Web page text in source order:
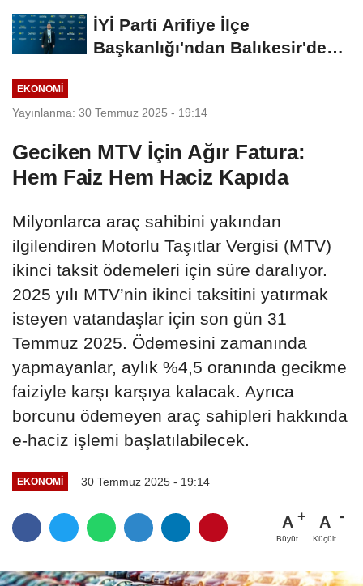
Altyapısı Çöktü,...
İYİ Parti Arifiye İlçe
Başkanlığı'ndan Balıkesir'deki
EKONOMI
Yayınlanma: 30 Temmuz 2025 - 19:14
Geciken MTV İçin Ağır Fatura:
Hem Faiz Hem Haciz Kapıda
Milyonlarca araç sahibini yakından
ilgilendiren Motorlu Taşıtlar Vergisi (MTV)
ikinci taksit ödemeleri için süre daralıyor.
2025 yılı MTV’nin ikinci taksitini yatırmak
isteyen vatandaşlar için son gün 31
Temmuz 2025. Ödemesini zamanında
yapmayanlar, aylık %4,5 oranında gecikme
faiziyle karşı karşıya kalacak. Ayrıca
borcunu ödemeyen araç sahipleri hakkında
e-haciz işlemi başlatılabilecek.
EKONOMI 30 Temmuz 2025 - 19:14
A
Büyüt
A
Küçült